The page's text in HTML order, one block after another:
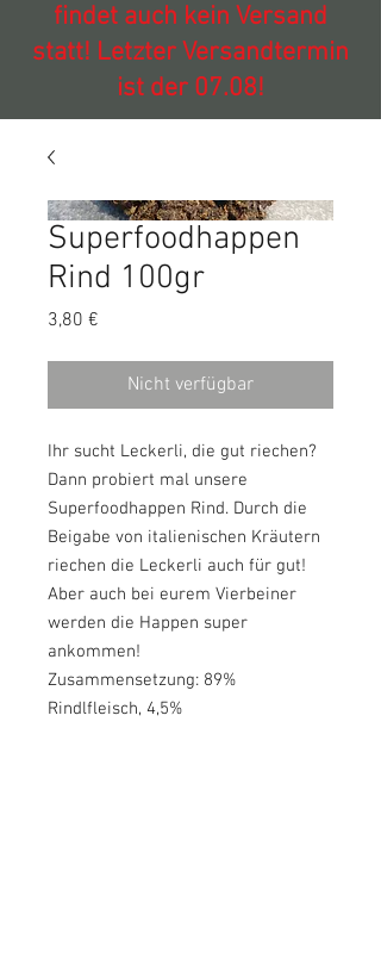
findet auch kein Versand
statt! Letzter Versandtermin
ist der 07.08!
Superfoodhappen
Rind 100gr
3,80 €
Nicht verfügbar
Ihr sucht Leckerli, die gut riechen?
Dann probiert mal unsere
Superfoodhappen Rind. Durch die
Beigabe von italienischen Kräutern
riechen die Leckerli auch für gut!
Aber auch bei eurem Vierbeiner
werden die Happen super
ankommen!
Zusammensetzung: 89%
Rindlfleisch, 4,5%